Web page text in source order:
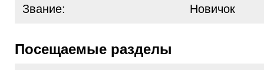
Звание:
Новичок
Посещаемые разделы